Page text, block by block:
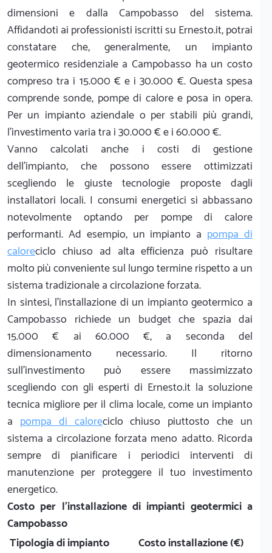
dimensioni e dalla Campobasso del sistema.
Affidandoti ai professionisti iscritti su Ernesto.it, potrai
constatare che, generalmente, un impianto
geotermico residenziale a Campobasso ha un costo
compreso tra i 15.000 € e i 30.000 €. Questa spesa
comprende sonde, pompe di calore e posa in opera.
Per un impianto aziendale o per stabili più grandi,
l'investimento varia tra i 30.000 € e i 60.000 €.
Vanno calcolati anche i costi di gestione
dell'impianto, che possono essere ottimizzati
scegliendo le giuste tecnologie proposte dagli
installatori locali. I consumi energetici si abbassano
notevolmente optando per pompe di calore
performanti. Ad esempio, un impianto a pompa di
caloreciclo chiuso ad alta efficienza può risultare
molto più conveniente sul lungo termine rispetto a un
sistema tradizionale a circolazione forzata.
In sintesi, l'installazione di un impianto geotermico a
Campobasso richiede un budget che spazia dai
15.000 € ai 60.000 €, a seconda del
dimensionamento necessario. Il ritorno
sull'investimento può essere massimizzato
scegliendo con gli esperti di Ernesto.it la soluzione
tecnica migliore per il clima locale, come un impianto
a pompa di caloreciclo chiuso piuttosto che un
sistema a circolazione forzata meno adatto. Ricorda
sempre di pianificare i periodici interventi di
manutenzione per proteggere il tuo investimento
energetico.
Costo per l'installazione di impianti geotermici a
Campobasso
Tipologia di impianto
Costo installazione (€)